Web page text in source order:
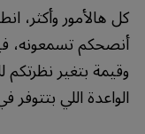
كل هالأمور وأكثر،
أنصحكم تسمعونه،
وقيمة بتغير
الواعدة اللي